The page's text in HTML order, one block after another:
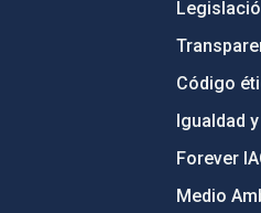
Código
Igualdad
Forever
Medio